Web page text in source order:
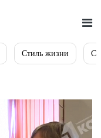
Стиль жизни